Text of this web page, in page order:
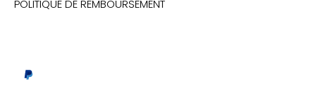
POLITIQUE DE REMBOURSEMENT